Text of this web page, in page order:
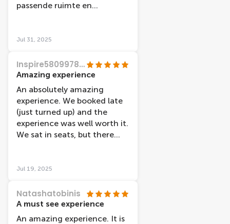
passende ruimte en
Jul 31, 2025
Inspire58099789003
Amazing experience
An absolutely amazing
experience. We booked late
(just turned up) and the
experience was well worth it.
We sat in seats, but there
captivating. Well worth the
from the station and nice
cafes nearby for a snack
whilst waiting for our slot.
Jul 19, 2025
Natashatobinis
A must see experience
An amazing experience. It is